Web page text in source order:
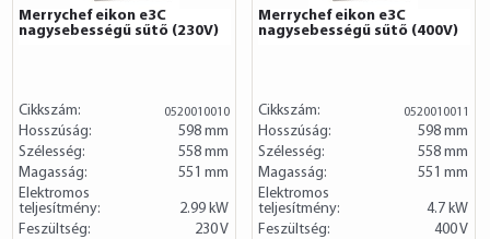
Merrychef eikon e3C
nagysebességű sűtő (230V)
Cikkszám: 0520010010
Hosszúság:
598 mm
Szélesség:
558 mm
Magasság:
551 mm
Elektromos
teljesítmény:
2.99 kW
Feszültség:
230 V
Merrychef eikon e3C
nagysebességű sűtő (400V)
Cikkszám: 0520010011
Hosszúság:
598 mm
Szélesség:
558 mm
Magasság:
551 mm
Elektromos
teljesítmény:
4.7 kW
Feszültség:
400 V